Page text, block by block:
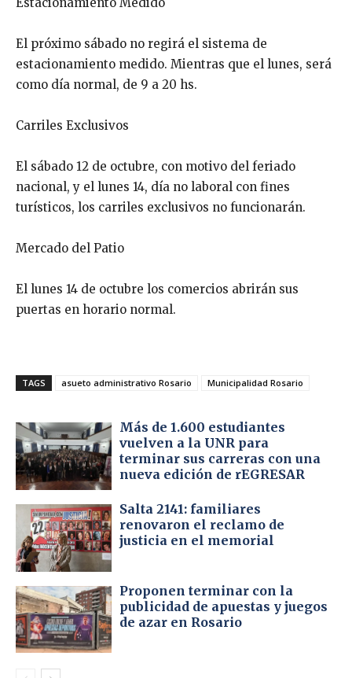
El próximo sábado no regirá el sistema de
estacionamiento medido. Mientras que el lunes, será
como día normal, de 9 a 20 hs.
Carriles Exclusivos
El sábado 12 de octubre, con motivo del feriado
nacional, y el lunes 14, día no laboral con fines
turísticos, los carriles exclusivos no funcionarán.
Mercado del Patio
El lunes 14 de octubre los comercios abrirán sus
puertas en horario normal.
TAGS asueto administrativo Rosario Municipalidad Rosario
Más de 1.600 estudiantes
vuelven a la UNR para
terminar sus carreras con una
nueva edición de rEGRESAR
Salta 2141: familiares
renovaron el reclamo de
justicia en el memorial
Proponen terminar con la
publicidad de apuestas y juegos
de azar en Rosario